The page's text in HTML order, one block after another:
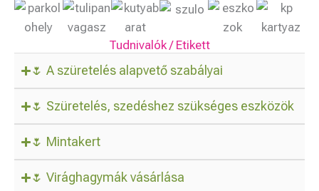
Tudnivalók / Etikett
🌷 A szüretelés alapvető szabályai
🌷 Szüretelés, szedéshez szükséges eszközök
🌷 Mintakert
🌷 Virághagymák vásárlása